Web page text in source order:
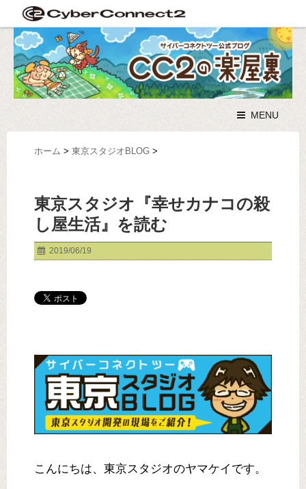
MENU
ホーム > 東京スタジオBLOG >
東京スタジオ『幸せカナコの殺
し屋生活』を読む
2019/06/19
こんにちは、東京スタジオのヤマケイです。